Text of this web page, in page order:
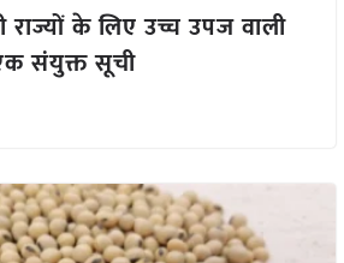
के लिए उच्च उपज वाली
संयुक्त सूची